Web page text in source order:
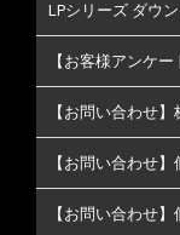
LPシリーズ ダウ
【お客様アンケ
【お問い合わせ
【お問い合わせ
【お問い合わせ